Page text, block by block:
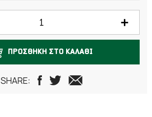
ΠΡΟΣΘΗΚΗ ΣΤΟ ΚΑΛΑΘΙ
SHARE: